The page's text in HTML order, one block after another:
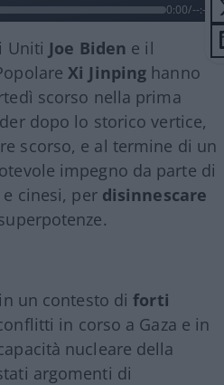
0:00/--:--
Uniti Joe Biden e il
Xi Jinping hanno
scorso nella prima
dopo lo storico vertice,
scorso, e al termine di un
impegno da parte di
cinesi, per disinnescare
un contesto diforti
in corso a Gaza e in
nucleare della
argomenti di